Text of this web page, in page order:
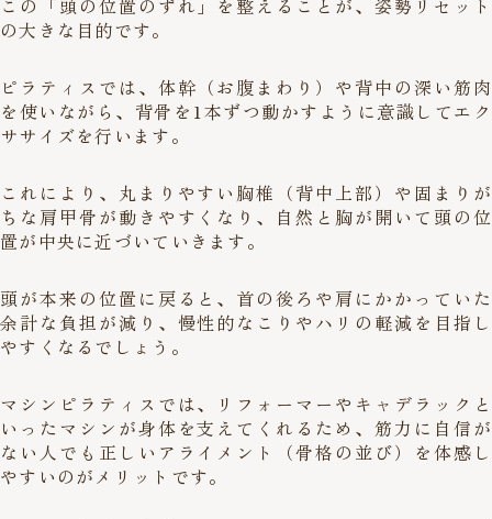
この「頭の位置のずれ」を整えることが、姿勢リセット
の大きな目的です。
ピラティスでは、体幹（お腹まわり）や背中の深い筋肉
を使いながら、背骨を1本ずつ動かすように意識してエク
ササイズを行います。
これにより、丸まりやすい胸椎（背中上部）や固まりが
ちな肩甲骨が動きやすくなり、自然と胸が開いて頭の位
置が中央に近づいていきます。
頭が本来の位置に戻ると、首の後ろや肩にかかっていた
余計な負担が減り、慢性的なこりやハリの軽減を目指し
やすくなるでしょう。
マシンピラティスでは、リフォーマーやキャデラックと
いったマシンが身体を支えてくれるため、筋力に自信が
ない人でも正しいアライメント（骨格の並び）を体感し
やすいのがメリットです。